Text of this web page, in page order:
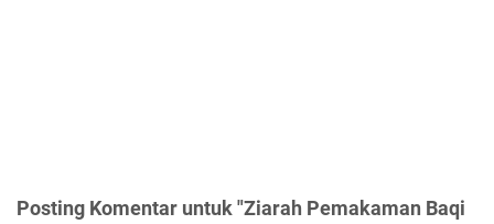
Posting Komentar untuk "Ziarah Pemakaman Baqi